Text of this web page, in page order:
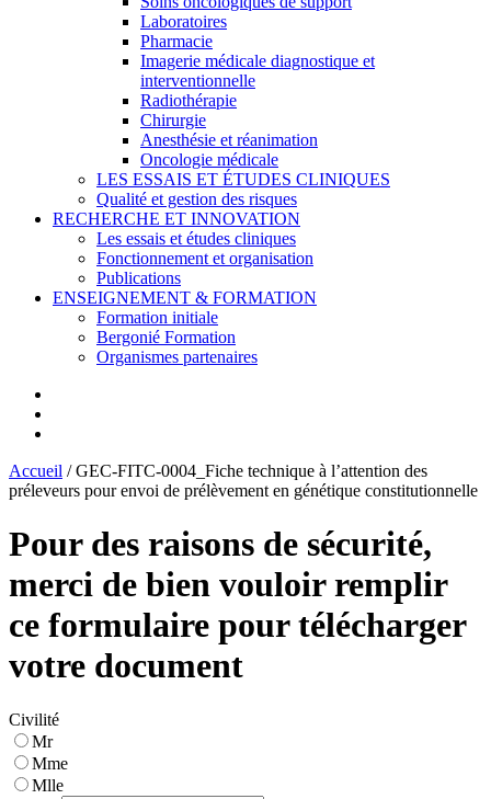
Laboratoires
Pharmacie
Imagerie médicale diagnostique et
interventionnelle
Radiothérapie
Chirurgie
Anesthésie et réanimation
Oncologie médicale
LES ESSAIS ET ÉTUDES CLINIQUES
Qualité et gestion des risques
RECHERCHE ET INNOVATION
Les essais et études cliniques
Fonctionnement et organisation
Publications
ENSEIGNEMENT & FORMATION
Formation initiale
Bergonié Formation
Organismes partenaires
Accueil /GEC-FITC-0004_Fiche technique à l’attention des
préleveurs pour envoi de prélèvement en génétique constitutionnelle
Pour des raisons de sécurité,
merci de bien vouloir remplir
ce formulaire pour télécharger
votre document
Civilité
Mr
Mme
Mlle